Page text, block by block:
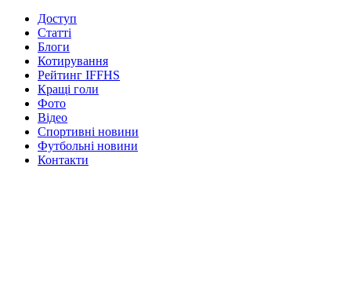
Доступ
Статті
Блоги
Котирування
Рейтинг IFFHS
Кращі голи
Фото
Відео
Спортивні новини
Футбольні новини
Контакти